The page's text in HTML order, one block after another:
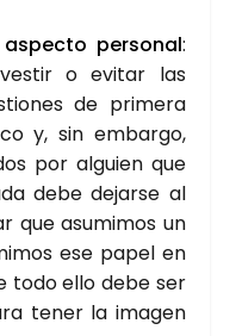
aspec­to per­so­nal:
o evi­tar las
de pri­me­ra
y, sin embar­go,
por alguien que
debe dejar­se al
que asu­mi­mos un
ese papel en
todo ello debe ser
tener la ima­gen